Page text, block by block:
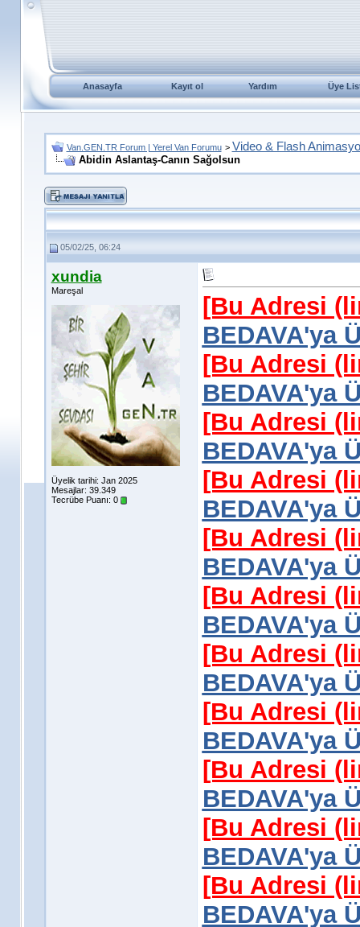
Anasayfa Kayıt ol Yardım Üye
Van.GEN.TR Forum | Yerel Van Forumu > Video & Flash
Abidin Aslantaş-Canın Sağolsun
05/02/25, 06:24
xundia
Mareşal
Üyelik tarihi: Jan 2025
Mesajlar: 39.349
Tecrübe Puanı: 0
[Bu Adresi
BEDAVA'ya
[Bu Adresi
BEDAVA'ya
[Bu Adresi
BEDAVA'ya
[Bu Adresi
BEDAVA'ya
[Bu Adresi
BEDAVA'ya
[Bu Adresi
BEDAVA'ya
[Bu Adresi
BEDAVA'ya
[Bu Adresi
BEDAVA'ya
[Bu Adresi
BEDAVA'ya
[Bu Adresi
BEDAVA'ya
[Bu Adresi
BEDAVA'ya